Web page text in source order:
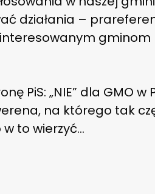
działania –
gminom
PiS: „NIE” dla GMO
na którego tak
to wierzyć…